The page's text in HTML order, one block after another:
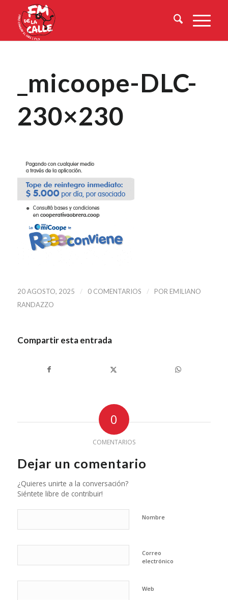
_micoope-DLC-
230×230
20 AGOSTO, 2025 / 0 COMENTARIOS / POR EMILIANO
RANDAZZO
Compartir esta entrada
0
COMENTARIOS
Dejar un comentario
¿Quieres unirte a la conversación?
Siéntete libre de contribuir!
Nombre
Correo
electrónico
Web